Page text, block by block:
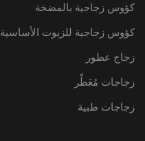
كؤوس زجاجية بالمضخة
كؤوس زجاجية للزيوت الأساسية
زجاج عطور
زجاجات مُعَطِّر
زجاجات طبية